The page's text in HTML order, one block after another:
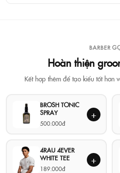
- Sản phẩm 100% giống mô tả
- Cam kết chính hãng 100%
BARBER
Hoàn thiện
Kết hợp thêm để tạo kiểu tốt hơn
BROSH TONIC
SPRAY
500.000đ
+
4RAU 4EVER
WHITE TEE
189.000đ
+